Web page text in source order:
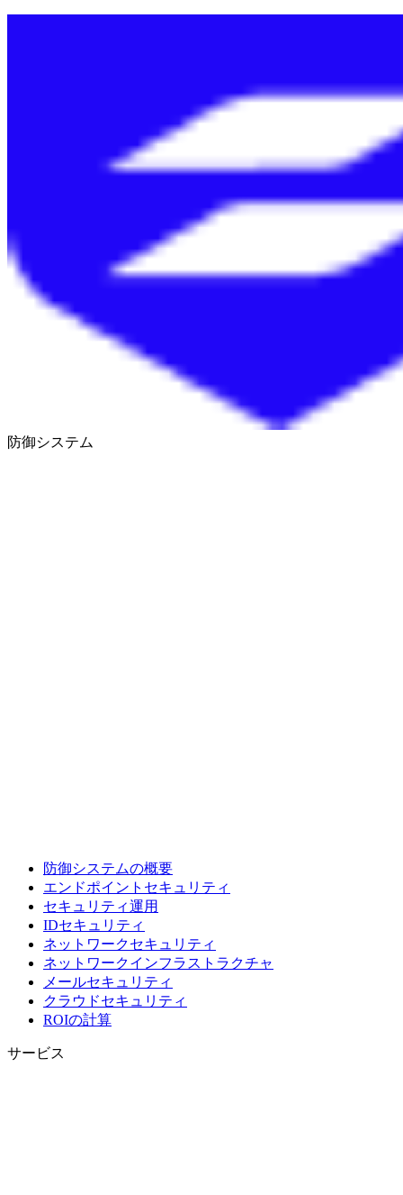
防御システム
防御システムの概要
エンドポイントセキュリティ
セキュリティ運用
IDセキュリティ
ネットワークセキュリティ
ネットワークインフラストラクチャ
メールセキュリティ
クラウドセキュリティ
ROIの計算
サービス